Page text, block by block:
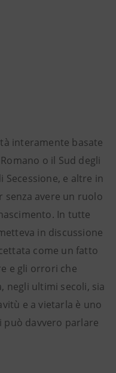
interamente basate
o il Sud degli
e altre in
senza avere un ruolo
In tutte
in discussione
come un fatto
e gli orrori che
negli ultimi secoli, sia
e a vietarla è uno
può davvero parlare